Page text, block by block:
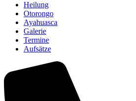
Heilung
Otorongo
Ayahuasca
Galerie
Termine
Aufsätze